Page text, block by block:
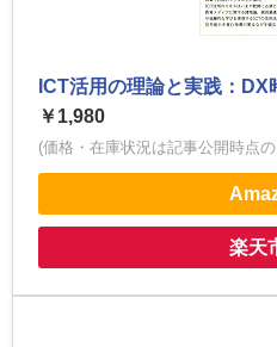
ICT活用の理論と実践：
￥1,980
(価格・在庫状況は記事公開時点
楽天